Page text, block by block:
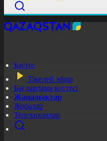
Басты
Тікелей эфир
Бағдарлама кестесі
Жаңалықтар
Жобалар
Телехикаялар